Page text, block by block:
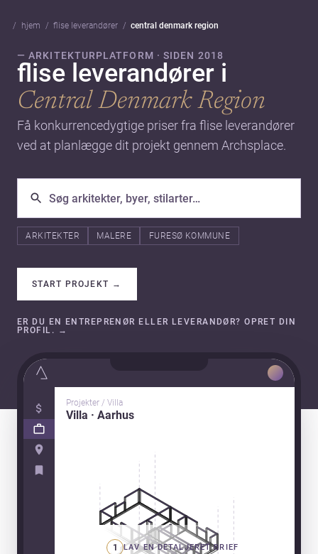
hjem flise leverandører central denmark region
— ARKITEKTURPLATFORM · SIDEN 2018
flise leverandører i
Central Denmark Region
Få konkurrencedygtige priser fra flise leverandører
ved at planlægge dit projekt gennem Archsplace.
ARKITEKTER MALERE FURESØ KOMMUNE
START PROJEKT →
ER DU EN ENTREPRENØR ELLER LEVERANDØR? OPRET DIN
PROFIL.
→
Projekter / Villa
Villa · Aarhus
1 LAV EN DETALJERET BRIEF